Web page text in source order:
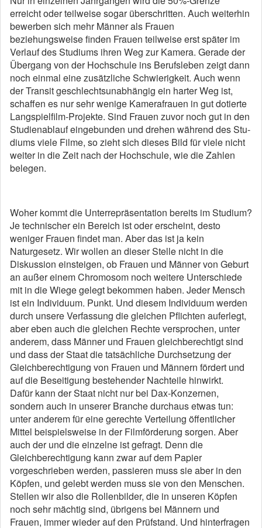
erreicht oder teilweise sogar überschritten. Auch weiterhin
bewerben sich mehr Männer als Frauen
beziehungsweise ­finden Frauen teilweise erst später im
Verlauf des Studiums ihren Weg zur Kamera. Gerade der
Übergang von der Hochschule ins Berufsleben zeigt dann
noch einmal eine zusätzliche Schwierigkeit. Auch wenn
der Transit geschlechtsunabhängig ein harter Weg ist,
schaffen es nur sehr wenige Kamerafrauen in gut dotierte
Langspielfilm-Projekte. Sind Frauen zuvor noch gut in den
Studienablauf eingebunden und drehen während des Stu­
diums viele Filme, so zieht sich dieses Bild für viele nicht
weiter in die Zeit nach der Hochschule, wie die Zahlen
belegen.
Woher kommt die Unterrepräsentation bereits im Studium?
Je technischer ein Bereich ist oder erscheint, desto
weniger Frauen findet man. Aber das ist ja kein
Naturgesetz. Wir ­wollen an dieser Stelle nicht in die
Diskussion einsteigen, ob Frauen und Männer von Geburt
an außer einem Chromosom noch weitere Unterschiede
mit in die Wiege gelegt bekommen haben. Jeder Mensch
ist ein Individuum. Punkt. Und diesem Individuum werden
durch unsere Verfassung die gleichen Pflichten auferlegt,
aber eben auch die gleichen Rechte versprochen, unter
anderem, dass Männer und Frauen gleichberechtigt sind
und dass der Staat die tatsächliche Durchsetzung der
Gleich­be­rech­tigung von Frauen und Männern fördert und
auf die Beseitigung bestehender Nachteile hin­­­wirkt.
Dafür kann der Staat nicht nur bei Dax-Konzernen,
sondern auch in unserer Branche durchaus etwas tun:
unter anderem für eine gerechte Verteilung öffentlicher
Mittel beispielsweise in der Filmförderung sorgen. Aber
auch der und die einzelne ist gefragt. Denn die
Gleichberechtigung kann zwar auf dem ­Papier
vorgeschrieben werden, passieren muss sie aber in den
Köpfen, und gelebt werden muss sie von den Menschen.
Stellen wir also die Rollenbilder, die in unseren Köpfen
noch sehr mächtig sind, übrigens bei Männern und
Frauen, immer wieder auf den Prüfstand. Und hinterfragen